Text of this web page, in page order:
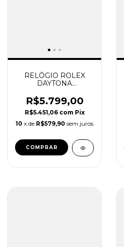
RELÓGIO ROLEX
DAYTONA
PRETO SUPER
CLONE
R$5.799,00
R$5.451,06 com Pix
10 x de R$579,90 sem juros